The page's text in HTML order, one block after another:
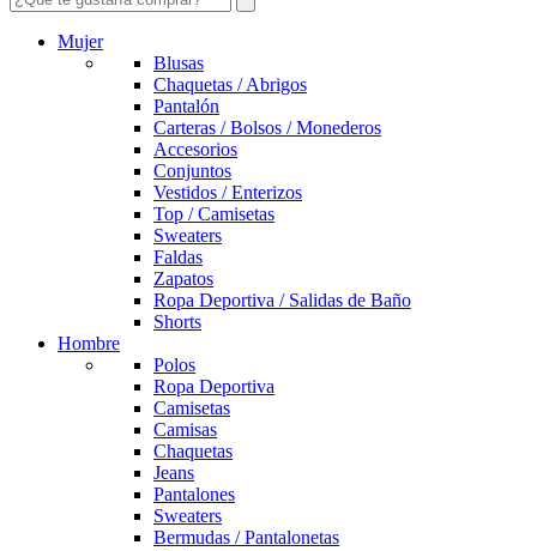
Mujer
Blusas
Chaquetas / Abrigos
Pantalón
Carteras / Bolsos / Monederos
Accesorios
Conjuntos
Vestidos / Enterizos
Top / Camisetas
Sweaters
Faldas
Zapatos
Ropa Deportiva / Salidas de Baño
Shorts
Hombre
Polos
Ropa Deportiva
Camisetas
Camisas
Chaquetas
Jeans
Pantalones
Sweaters
Bermudas / Pantalonetas